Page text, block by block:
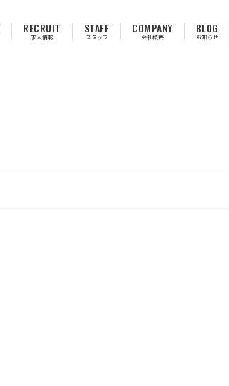
RECRUIT
求人情報
STAFF
スタッフ
COMPANY
会社概要
BLOG
お知らせ